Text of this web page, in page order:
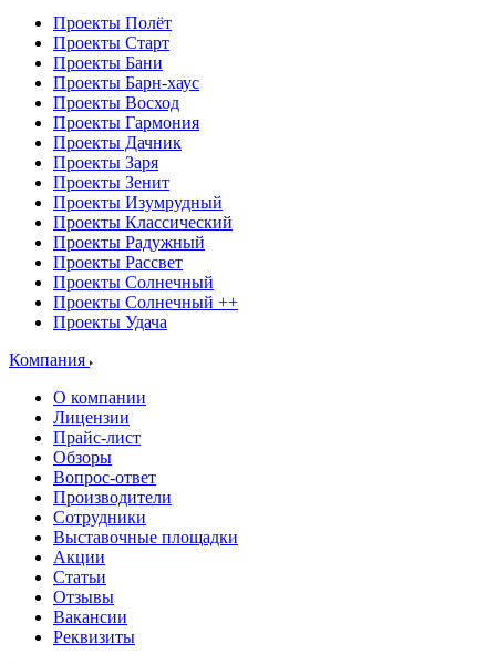
Проекты Полёт
Проекты Старт
Проекты Бани
Проекты Барн-хаус
Проекты Восход
Проекты Гармония
Проекты Дачник
Проекты Заря
Проекты Зенит
Проекты Изумрудный
Проекты Классический
Проекты Радужный
Проекты Рассвет
Проекты Солнечный
Проекты Солнечный ++
Проекты Удача
Компания
О компании
Лицензии
Прайс-лист
Обзоры
Вопрос-ответ
Производители
Сотрудники
Выставочные площадки
Акции
Статьи
Отзывы
Вакансии
Реквизиты